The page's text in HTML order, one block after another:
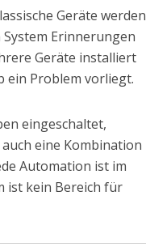
Geräte werden
Erinnerungen
Geräte installiert
ein Problem vorliegt.
eingeschaltet,
eine Kombination
Automation ist im
ist kein Bereich für